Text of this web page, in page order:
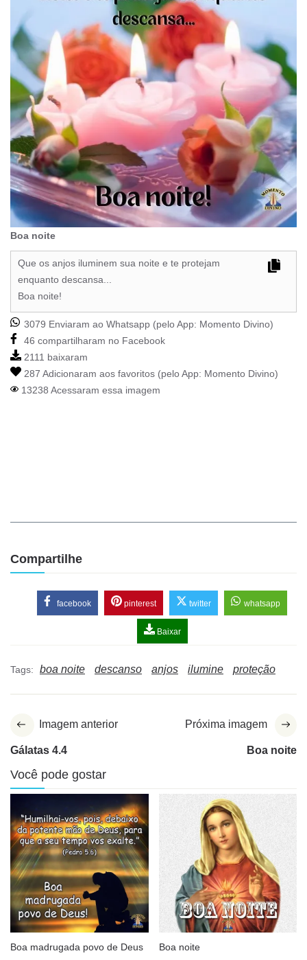
Boa noite
Que os anjos iluminem sua noite e te protejam
enquanto descansa...
Boa noite!
3079 Enviaram ao Whatsapp (pelo App: Momento Divino)
46 compartilharam no Facebook
2111 baixaram
287 Adicionaram aos favoritos (pelo App: Momento Divino)
13238 Acessaram essa imagem
Compartilhe
facebook pinterest twitter whatsapp
Baixar
Tags: boa noite descanso anjos ilumine proteção
Imagem anterior
Gálatas 4.4
Próxima imagem
Boa noite
Você pode gostar
Boa madrugada povo de Deus Boa noite